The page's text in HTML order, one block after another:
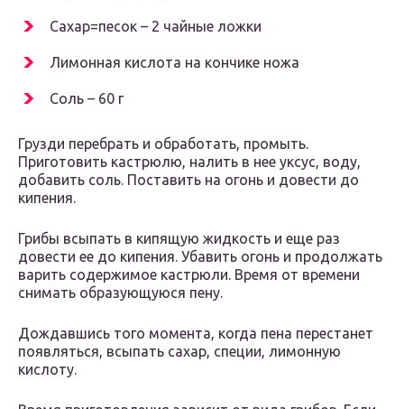
Сахар=песок – 2 чайные ложки
Лимонная кислота на кончике ножа
Соль – 60 г
Грузди перебрать и обработать, промыть.
Приготовить кастрюлю, налить в нее уксус, воду,
добавить соль. Поставить на огонь и довести до
кипения.
Грибы всыпать в кипящую жидкость и еще раз
довести ее до кипения. Убавить огонь и продолжать
варить содержимое кастрюли. Время от времени
снимать образующуюся пену.
Дождавшись того момента, когда пена перестанет
появляться, всыпать сахар, специи, лимонную
кислоту.